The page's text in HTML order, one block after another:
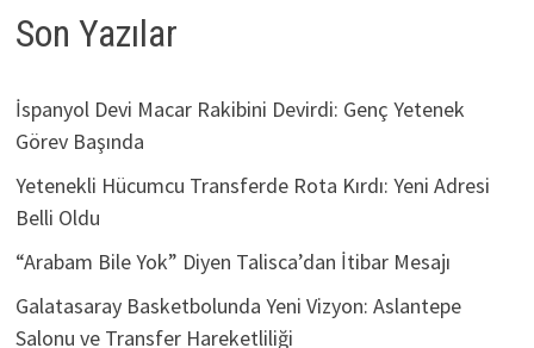
Son Yazılar
İspanyol Devi Macar Rakibini Devirdi: Genç Yetenek
Görev Başında
Yetenekli Hücumcu Transferde Rota Kırdı: Yeni Adresi
Belli Oldu
“Arabam Bile Yok” Diyen Talisca’dan İtibar Mesajı
Galatasaray Basketbolunda Yeni Vizyon: Aslantepe
Salonu ve Transfer Hareketliliği